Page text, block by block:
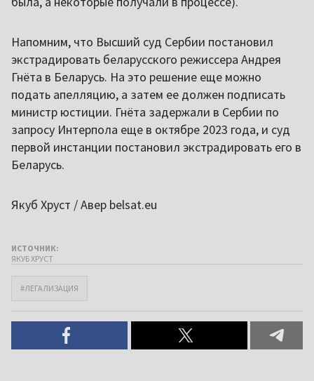
Напомним, что Высший суд Сербии постановил
экстрадировать беларусского режиссера Андрея
Гнёта в Беларусь. На это решение еще можно
подать апелляцию, а затем ее должен подписать
министр юстиции. Гнёта задержали в Сербии по
запросу Интерпола еще в октябре 2023 года, и суд
первой инстанции постановил экстрадировать его в
Беларусь.
Якуб Хруст / Авер belsat.eu
ИСТОЧНИК:
ЯКУБ ХРУСТ
#ЛЕГАЛИЗАЦИЯ